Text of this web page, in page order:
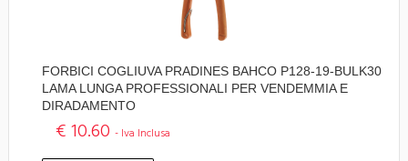
FORBICI COGLIUVA PRADINES BAHCO P128-19-BULK30
LAMA LUNGA PROFESSIONALI PER VENDEMMIA E
DIRADAMENTO
€ 10.60 - Iva Inclusa